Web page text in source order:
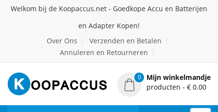
Welkom bij de Koopaccus.net - Goedkope Accu en Batterijen
en Adapter Kopen!
Over Ons
Verzenden en Betalen
Annuleren en Retourneren
0
Mijn winkelmandje
producten - € 0.00